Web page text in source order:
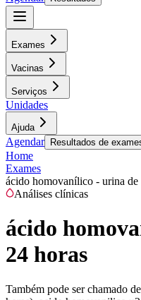
Exames
Vacinas
Serviços
Unidades
Ajuda
Agendar Resultados de
Home
Exames
ácido homovanílico - urina de
Análises clínicas
ácido
24 horas
Também pode ser chamado